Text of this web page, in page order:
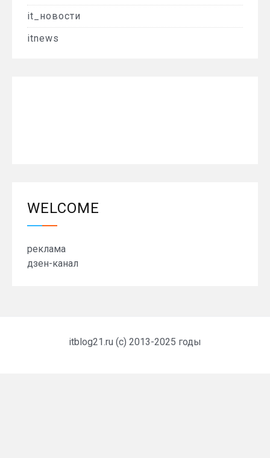
it_новости
itnews
WELCOME
реклама
дзен-канал
itblog21.ru (c) 2013-2025 годы